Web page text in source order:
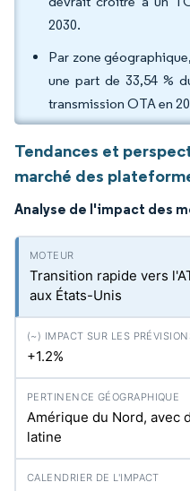
2030.
Par zone
une part de 33,54 %
transmission OTA en
Tendances et
marché des
Analyse de l'impact des
Transition rapide vers
aux États-Unis
+1.2%
Amérique du Nord, avec
latine